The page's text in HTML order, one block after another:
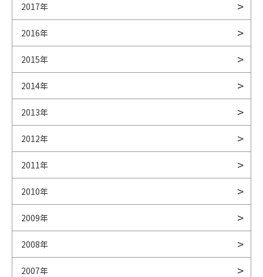
2017年
2016年
2015年
2014年
2013年
2012年
2011年
2010年
2009年
2008年
2007年